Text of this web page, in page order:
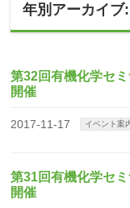
年別アーカイブ
第32回有機化学セ
開催
2017-11-17 イベント案
第31回有機化学セ
開催